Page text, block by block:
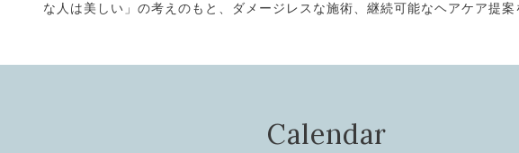
な人は美しい」の考えのもと、ダメージレスな施術、継続可能なヘアケア提案
Calendar